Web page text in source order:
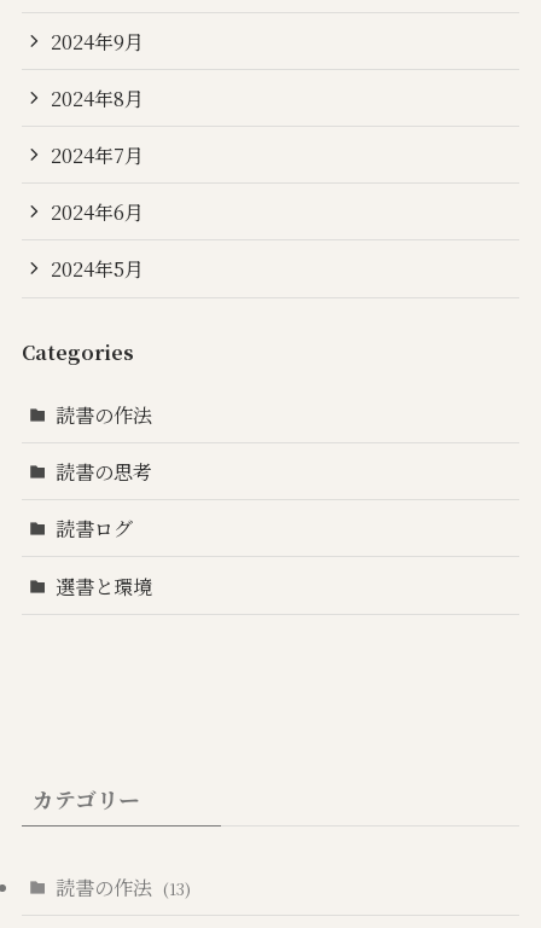
2024年9月
2024年8月
2024年7月
2024年6月
2024年5月
Categories
読書の作法
読書の思考
読書ログ
選書と環境
カテゴリー
読書の作法 (13)